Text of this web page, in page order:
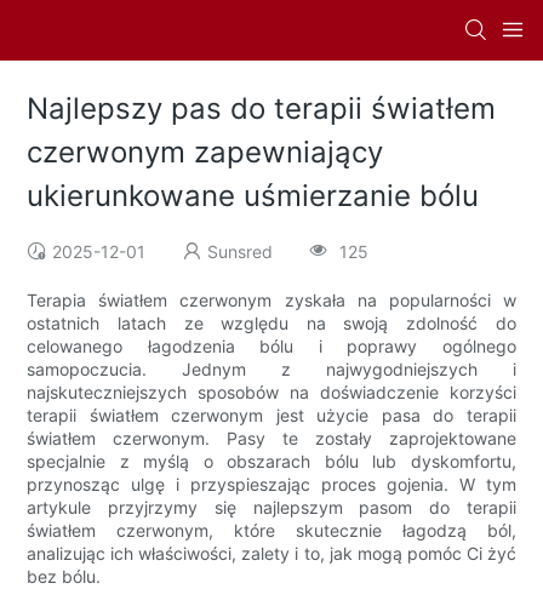
Najlepszy pas do terapii światłem
czerwonym zapewniający
ukierunkowane uśmierzanie bólu
2025-12-01 Sunsred 125
Terapia światłem czerwonym zyskała na popularności w
ostatnich latach ze względu na swoją zdolność do
celowanego łagodzenia bólu i poprawy ogólnego
samopoczucia. Jednym z najwygodniejszych i
najskuteczniejszych sposobów na doświadczenie korzyści
terapii światłem czerwonym jest użycie pasa do terapii
światłem czerwonym. Pasy te zostały zaprojektowane
specjalnie z myślą o obszarach bólu lub dyskomfortu,
przynosząc ulgę i przyspieszając proces gojenia. W tym
artykule przyjrzymy się najlepszym pasom do terapii
światłem czerwonym, które skutecznie łagodzą ból,
analizując ich właściwości, zalety i to, jak mogą pomóc Ci żyć
bez bólu.